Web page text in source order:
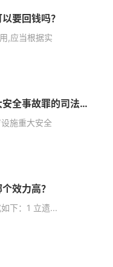
要回钱吗？
,应当根据实
教育设施重大安全事故罪如何理解？教育设施重大安全事故罪的司法解释-头条
施重大安全
效力高？
下：1 立遗...